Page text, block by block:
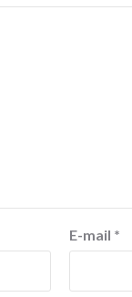
E-mail *